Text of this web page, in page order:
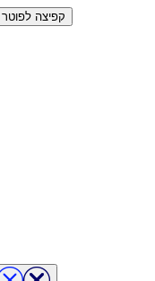
קפיצה לפוטר